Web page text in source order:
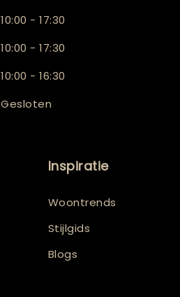
10:00 - 17:30
10:00 - 17:30
10:00 - 16:30
Gesloten
Inspiratie
Woontrends
Stijlgids
Blogs